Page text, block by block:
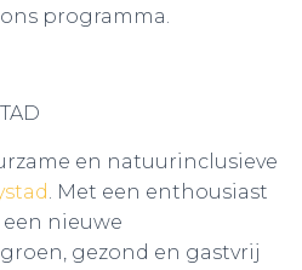
programma.
en natuurinclusieve
. Met een enthousiast
nieuwe
gezond en gastvrij